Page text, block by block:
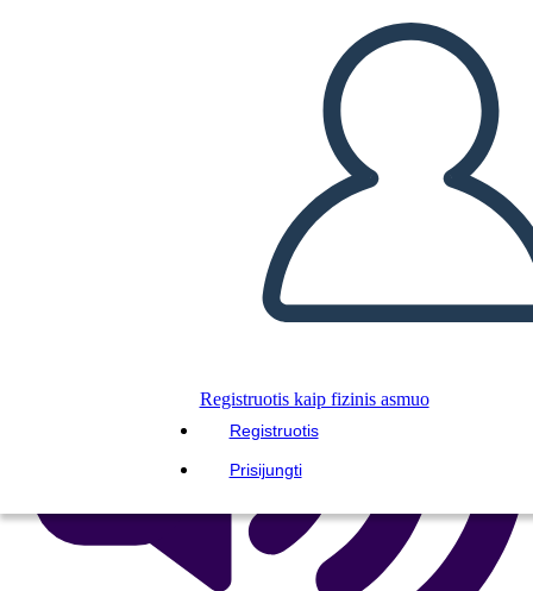
Registruotis kaip fizinis asmuo
Registruotis
Prisijungti
Nukopijuokite šią siužetinę lentą
SUKURTI SIUŽETINĘ LENTĄ
PALEISTI SKAIDRIŲ DEMONSTRACIJĄ
SKAITYK MAN